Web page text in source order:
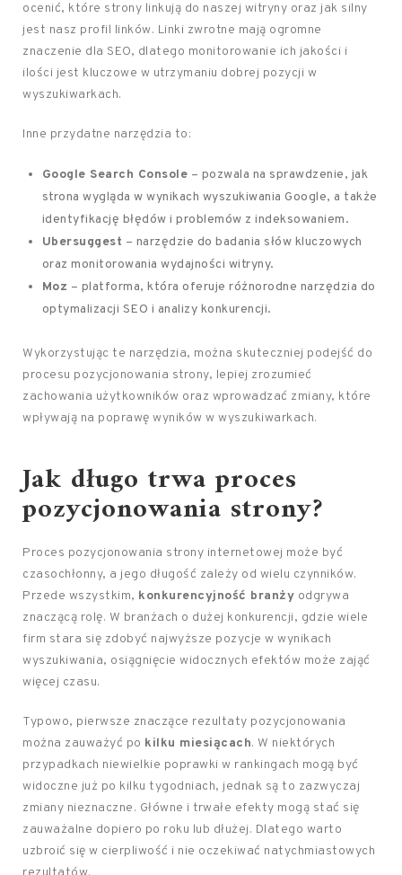
ocenić, które strony linkują do naszej witryny oraz jak silny
jest nasz profil linków. Linki zwrotne mają ogromne
znaczenie dla SEO, dlatego monitorowanie ich jakości i
ilości jest kluczowe w utrzymaniu dobrej pozycji w
wyszukiwarkach.
Inne przydatne narzędzia to:
Google Search Console – pozwala na sprawdzenie, jak
strona wygląda w wynikach wyszukiwania Google, a także
identyfikację błędów i problemów z indeksowaniem.
Ubersuggest – narzędzie do badania słów kluczowych
oraz monitorowania wydajności witryny.
Moz – platforma, która oferuje różnorodne narzędzia do
optymalizacji SEO i analizy konkurencji.
Wykorzystując te narzędzia, można skuteczniej podejść do
procesu pozycjonowania strony, lepiej zrozumieć
zachowania użytkowników oraz wprowadzać zmiany, które
wpływają na poprawę wyników w wyszukiwarkach.
Jak długo trwa proces
pozycjonowania strony?
Proces pozycjonowania strony internetowej może być
czasochłonny, a jego długość zależy od wielu czynników.
Przede wszystkim, konkurencyjność branży odgrywa
znaczącą rolę. W branżach o dużej konkurencji, gdzie wiele
firm stara się zdobyć najwyższe pozycje w wynikach
wyszukiwania, osiągnięcie widocznych efektów może zająć
więcej czasu.
Typowo, pierwsze znaczące rezultaty pozycjonowania
można zauważyć po kilku miesiącach. W niektórych
przypadkach niewielkie poprawki w rankingach mogą być
widoczne już po kilku tygodniach, jednak są to zazwyczaj
zmiany nieznaczne. Główne i trwałe efekty mogą stać się
zauważalne dopiero po roku lub dłużej. Dlatego warto
uzbroić się w cierpliwość i nie oczekiwać natychmiastowych